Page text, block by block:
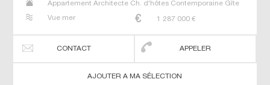
Appartement Architecte Ch. d'hôtes Contemporaine Gîte
Villa
Vue mer 1 287 000 €
CONTACT APPELER
AJOUTER A MA SÉLECTION